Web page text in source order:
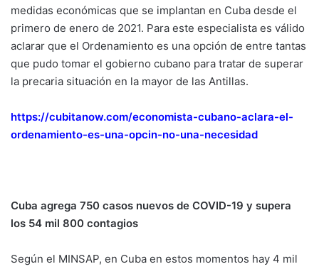
medidas económicas que se implantan en Cuba desde el
primero de enero de 2021. Para este especialista es válido
aclarar que el Ordenamiento es una opción de entre tantas
que pudo tomar el gobierno cubano para tratar de superar
la precaria situación en la mayor de las Antillas.
https://cubitanow.com/economista-cubano-aclara-el-
ordenamiento-es-una-opcin-no-una-necesidad
Cuba agrega 750 casos nuevos de COVID-19 y supera
los 54 mil 800 contagios
Según el MINSAP, en Cuba en estos momentos hay 4 mil